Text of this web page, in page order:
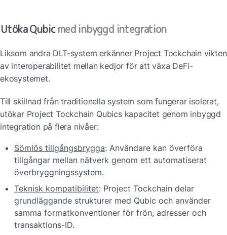
Utöka Qubic med inbyggd integration
Liksom andra DLT-system erkänner Project Tockchain vikten
av interoperabilitet mellan kedjor för att växa DeFi-
ekosystemet.
Till skillnad från traditionella system som fungerar isolerat,
utökar Project Tockchain Qubics kapacitet genom inbyggd
integration på flera nivåer:
Sömlös tillgångsbrygga: Användare kan överföra
tillgångar mellan nätverk genom ett automatiserat
överbryggningssystem.
Teknisk kompatibilitet: Project Tockchain delar
grundläggande strukturer med Qubic och använder
samma formatkonventioner för frön, adresser och
transaktions-ID.